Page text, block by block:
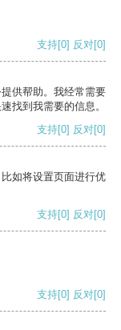
支持[0] 反对[0]
供帮助。我经常需要
找到我需要的信息。
支持[0] 反对[0]
如将设置页面进行优
支持[0] 反对[0]
支持[0] 反对[0]